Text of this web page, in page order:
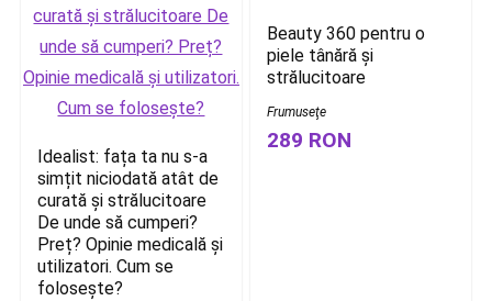
Idealist: fața ta nu s-a
simțit niciodată atât de
curată și strălucitoare
De unde să cumperi?
Preț? Opinie medicală și
utilizatori. Cum se
folosește?
Beauty 360 pentru o
piele tânără și
strălucitoare
Frumuseţe
289 RON